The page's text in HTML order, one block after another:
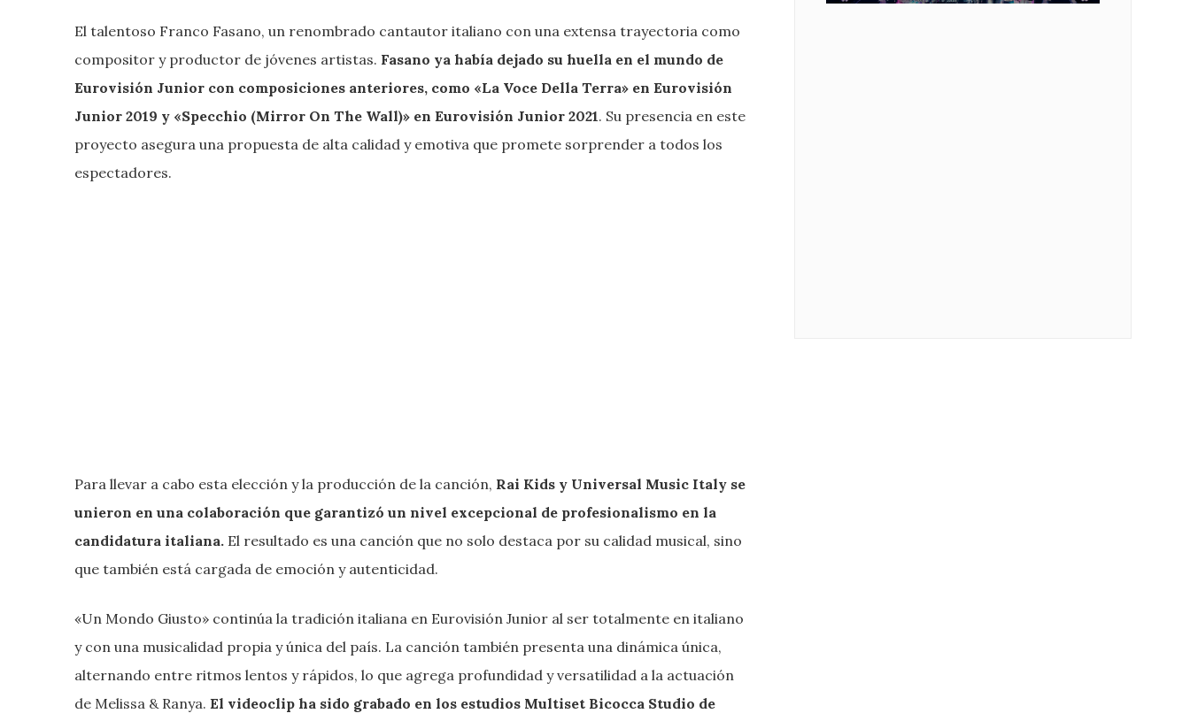
El talentoso Franco Fasano, un renombrado cantautor italiano con una extensa trayectoria como
compositor y productor de jóvenes artistas. Fasano ya había dejado su huella en el mundo de
Eurovisión Junior con composiciones anteriores, como «La Voce Della Terra» en Eurovisión
Junior 2019 y «Specchio (Mirror On The Wall)» en Eurovisión Junior 2021. Su presencia en este
proyecto asegura una propuesta de alta calidad y emotiva que promete sorprender a todos los
espectadores.
Para llevar a cabo esta elección y la producción de la canción, Rai Kids y Universal Music Italy se
unieron en una colaboración que garantizó un nivel excepcional de profesionalismo en la
candidatura italiana. El resultado es una canción que no solo destaca por su calidad musical, sino
que también está cargada de emoción y autenticidad.
«Un Mondo Giusto» continúa la tradición italiana en Eurovisión Junior al ser totalmente en italiano
y con una musicalidad propia y única del país. La canción también presenta una dinámica única,
alternando entre ritmos lentos y rápidos, lo que agrega profundidad y versatilidad a la actuación
de Melissa & Ranya. El videoclip ha sido grabado en los estudios Multiset Bicocca Studio de